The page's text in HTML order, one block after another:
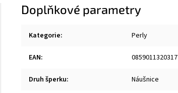
Doplňkové parametry
Kategorie: Perly
EAN: 0859011320317
Druh šperku: Náušnice